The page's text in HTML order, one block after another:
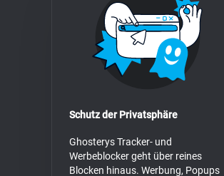
Schutz der Privatsphäre
Ghosterys Tracker- und
Werbeblocker geht über reines
Blocken hinaus. Werbung, Popups